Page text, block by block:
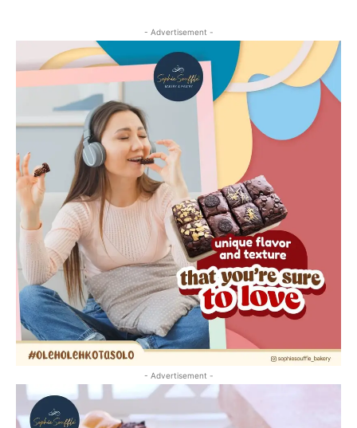
- Advertisement -
- Advertisement -